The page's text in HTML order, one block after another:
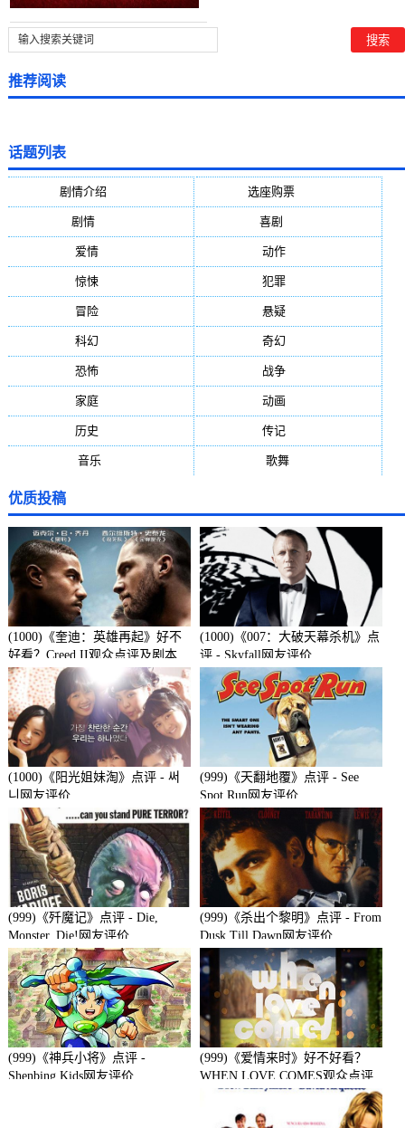
推荐阅读
话题列表
剧情介绍 选座购票(5388)
剧情 喜剧
爱情(887) 动作
惊悚(648) 犯罪
冒险(377) 悬疑
科幻 奇幻
恐怖(236) 战争
家庭(195) 动画
历史 传记
音乐 歌舞(81)
优质投稿
(1000)《奎迪：英雄再起》好不
好看？Creed II观众点评及剧本
(1000)《007：大破天幕杀机》点
评 - Skyfall网友评价
(1000)《阳光姐妹淘》点评 - 써
니网友评价
(999)《天翻地覆》点评 - See
Spot Run网友评价
(999)《歼魔记》点评 - Die,
Monster, Die!网友评价
(999)《杀出个黎明》点评 - From
Dusk Till Dawn网友评价
(999)《神兵小将》点评 -
Shenbing Kids网友评价
(999)《爱情来时》好不好看？
WHEN LOVE COMES观众点评